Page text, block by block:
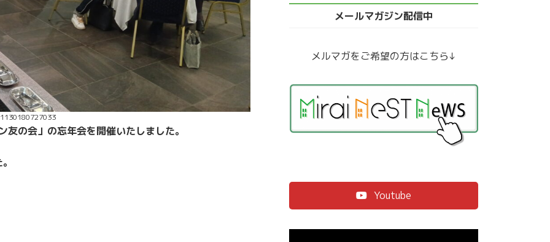
の会」の忘年会を開催いたしました。
メールマガジン配信中
メルマガをご希望の方はこちら↓
Youtube